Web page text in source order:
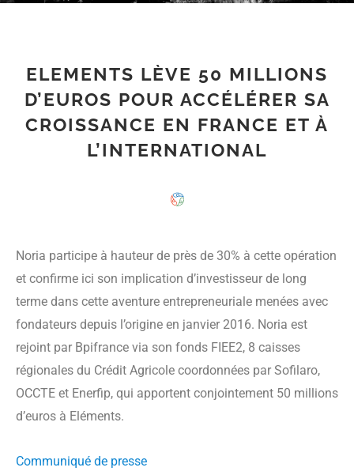
ELEMENTS LÈVE 50 MILLIONS
D’EUROS POUR ACCÉLÉRER SA
CROISSANCE EN FRANCE ET À
L’INTERNATIONAL
Noria participe à hauteur de près de 30% à cette opération
et confirme ici son implication d’investisseur de long
terme dans cette aventure entrepreneuriale menées avec
fondateurs depuis l’origine en janvier 2016. Noria est
rejoint par Bpifrance via son fonds FIEE2, 8 caisses
régionales du Crédit Agricole coordonnées par Sofilaro,
OCCTE et Enerfip, qui apportent conjointement 50 millions
d’euros à Eléments.
Communiqué de presse